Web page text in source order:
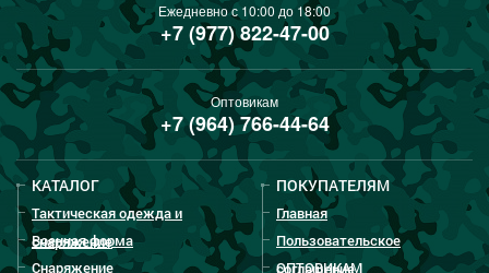
Ежедневно с 10:00 до 18:00
+7 (977) 822-47-00
Оптовикам
+7 (964) 766-44-64
КАТАЛОГ
Тактическая одежда и
снаряжение
Военная форма
Снаряжение
ПОКУПАТЕЛЯМ
Главная
Пользовательское
соглашение
ОПТОВИКАМ